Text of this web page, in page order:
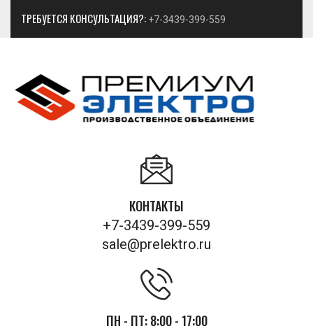
ТРЕБУЕТСЯ КОНСУЛЬТАЦИЯ?: +7-3439-399-559
КОНТАКТЫ
+7-3439-399-559
sale@prelektro.ru
ПН - ПТ: 8:00 - 17:00